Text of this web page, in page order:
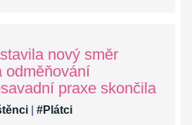
nový směr
odměňování
praxe skončila
#Plátci